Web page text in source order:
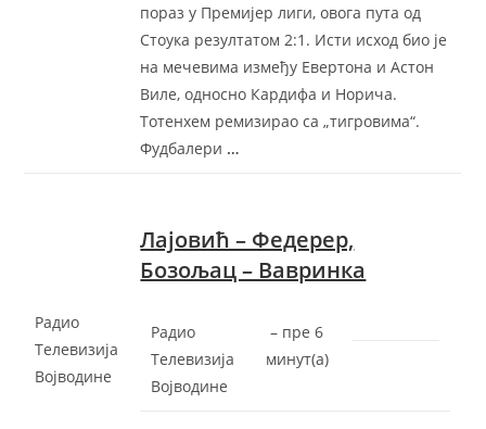
пораз у Премијер лиги, овога пута од
Стоука резултатом 2:1. Исти исход био је
на мечевима између Евертона и Астон
Виле, односно Кардифа и Норича.
Тотенхем ремизирао са „тигровима“.
Фудбалери …
Радио
Телевизија
Војводине
Лајовић – Федерер,
Бозољац – Вавринка
Радио
Телевизија
Војводине
– ‎пре 6
минут(а)‎